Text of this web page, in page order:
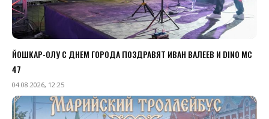
ЙОШКАР-ОЛУ С ДНЕМ ГОРОДА ПОЗДРАВЯТ ИВАН ВАЛЕЕВ И DINO MC
47
04.08.2026, 12:25